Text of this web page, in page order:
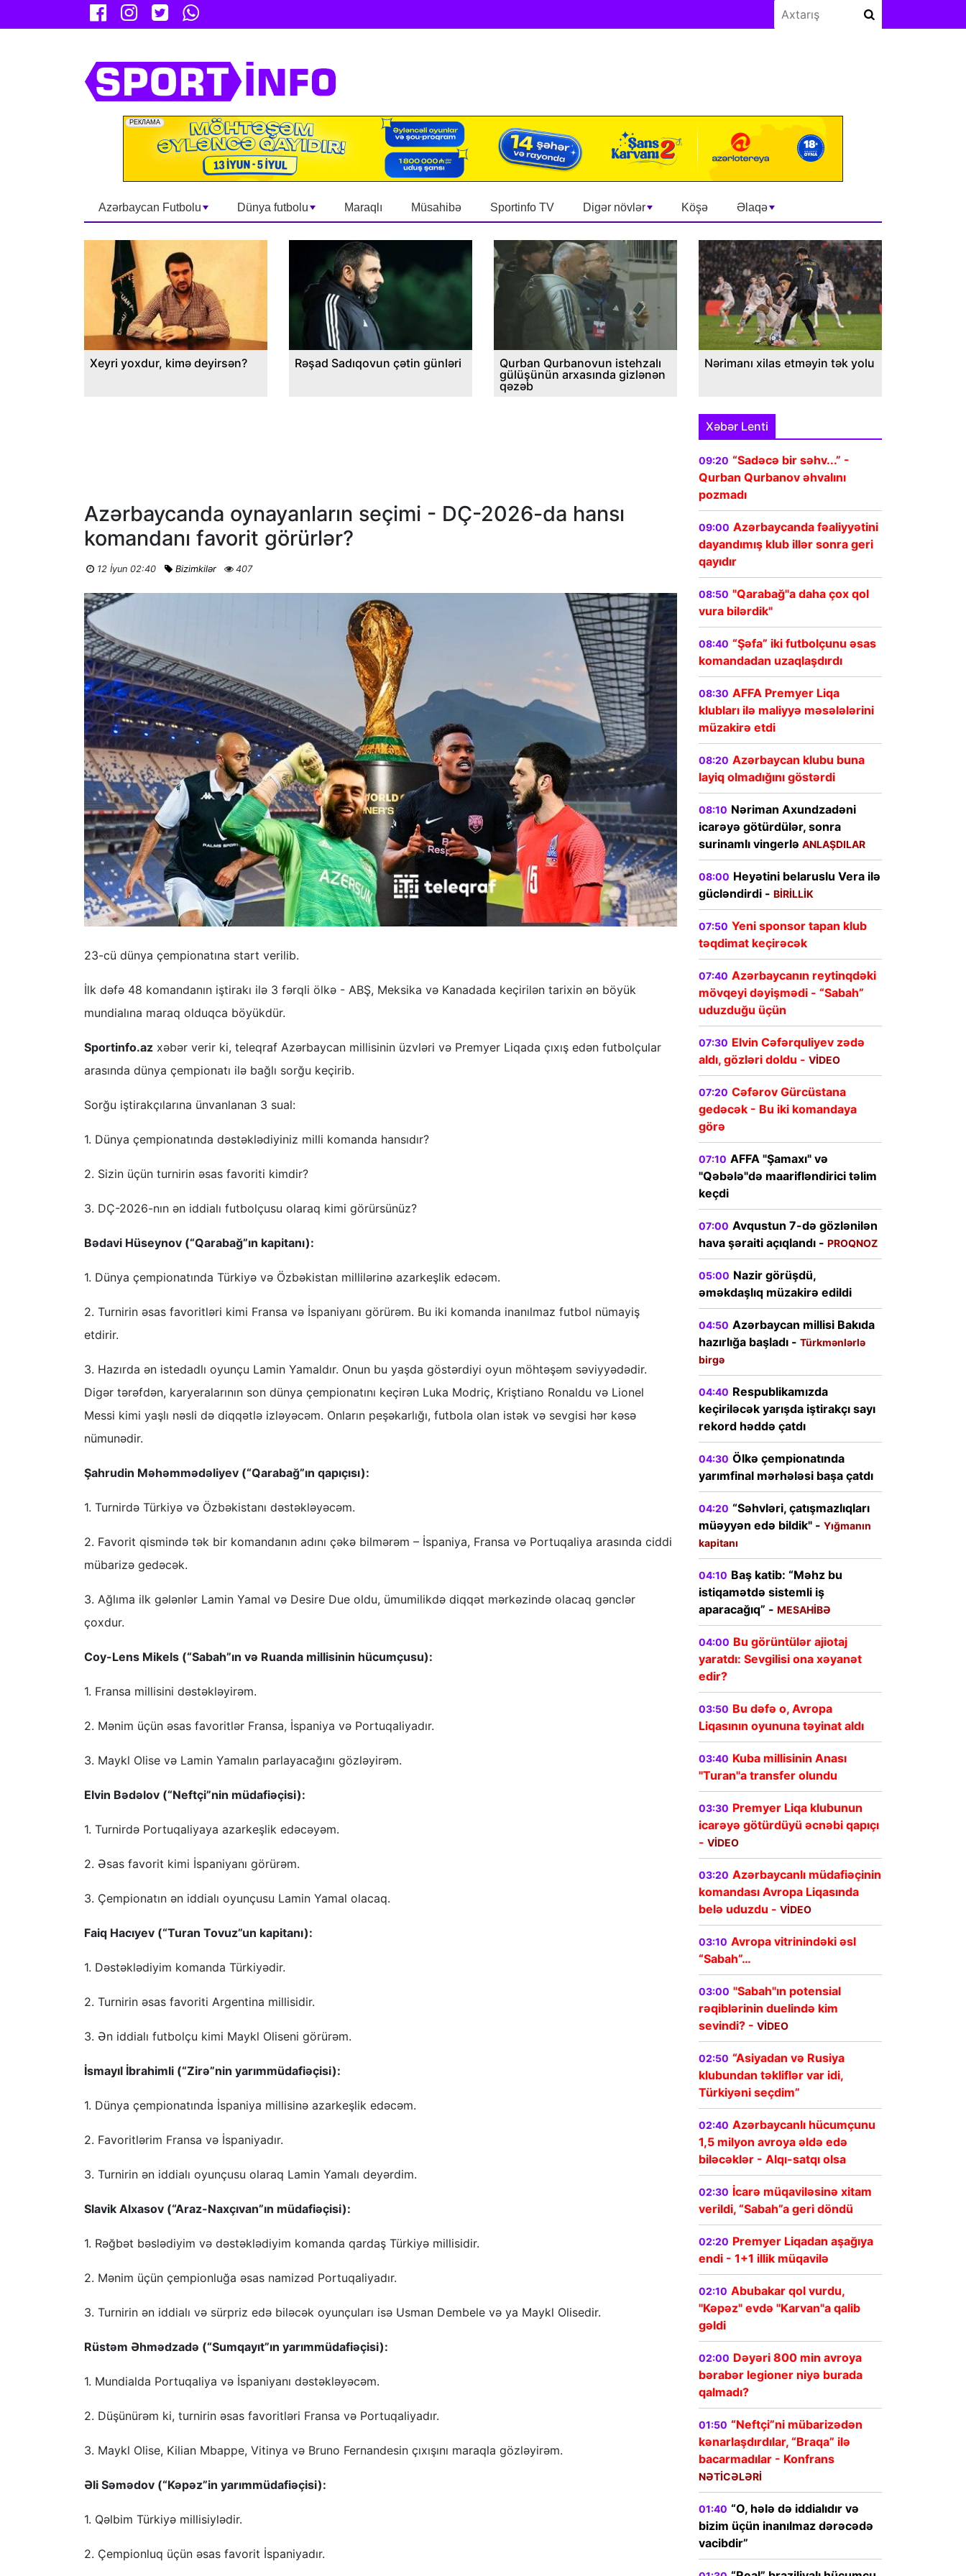
Azərbaycan Futbolu Dünya futbolu Maraqlı Müsahibə Sportinfo TV Digər növlər Köşə Əlaqə
Xeyri yoxdur, kimə deyirsən? Rəşad Sadıqovun çətin günləri
Qurban Qurbanovun istehzalı
gülüşünün arxasında gizlənən
qəzəb
Nərimanı xilas etməyin tək yolu
Azərbaycanda oynayanların seçimi - DÇ-2026-da hansı
komandanı favorit görürlər?
12 İyun 02:40 Bizimkilər 407
23-cü dünya çempionatına start verilib.
İlk dəfə 48 komandanın iştirakı ilə 3 fərqli ölkə - ABŞ, Meksika və Kanadada keçirilən tarixin ən böyük
mundialına maraq olduqca böyükdür.
Sportinfo.az xəbər verir ki, teleqraf Azərbaycan millisinin üzvləri və Premyer Liqada çıxış edən futbolçular
arasında dünya çempionatı ilə bağlı sorğu keçirib.
Sorğu iştirakçılarına ünvanlanan 3 sual:
1. Dünya çempionatında dəstəklədiyiniz milli komanda hansıdır?
2. Sizin üçün turnirin əsas favoriti kimdir?
3. DÇ-2026-nın ən iddialı futbolçusu olaraq kimi görürsünüz?
Bədavi Hüseynov (“Qarabağ”ın kapitanı):
1. Dünya çempionatında Türkiyə və Özbəkistan millilərinə azarkeşlik edəcəm.
2. Turnirin əsas favoritləri kimi Fransa və İspaniyanı görürəm. Bu iki komanda inanılmaz futbol nümayiş
etdirir.
3. Hazırda ən istedadlı oyunçu Lamin Yamaldır. Onun bu yaşda göstərdiyi oyun möhtəşəm səviyyədədir.
Digər tərəfdən, karyeralarının son dünya çempionatını keçirən Luka Modriç, Kriştiano Ronaldu və Lionel
Messi kimi yaşlı nəsli də diqqətlə izləyəcəm. Onların peşəkarlığı, futbola olan istək və sevgisi hər kəsə
nümunədir.
Şahrudin Məhəmmədəliyev (“Qarabağ”ın qapıçısı):
1. Turnirdə Türkiyə və Özbəkistanı dəstəkləyəcəm.
2. Favorit qismində tək bir komandanın adını çəkə bilmərəm – İspaniya, Fransa və Portuqaliya arasında ciddi
mübarizə gedəcək.
3. Ağlıma ilk gələnlər Lamin Yamal və Desire Due oldu, ümumilikdə diqqət mərkəzində olacaq gənclər
çoxdur.
Coy-Lens Mikels (“Sabah”ın və Ruanda millisinin hücumçusu):
1. Fransa millisini dəstəkləyirəm.
2. Mənim üçün əsas favoritlər Fransa, İspaniya və Portuqaliyadır.
3. Maykl Olise və Lamin Yamalın parlayacağını gözləyirəm.
Elvin Bədəlov (“Neftçi”nin müdafiəçisi):
1. Turnirdə Portuqaliyaya azarkeşlik edəcəyəm.
2. Əsas favorit kimi İspaniyanı görürəm.
3. Çempionatın ən iddialı oyunçusu Lamin Yamal olacaq.
Faiq Hacıyev (“Turan Tovuz”un kapitanı):
1. Dəstəklədiyim komanda Türkiyədir.
2. Turnirin əsas favoriti Argentina millisidir.
3. Ən iddialı futbolçu kimi Maykl Oliseni görürəm.
İsmayıl İbrahimli (“Zirə”nin yarımmüdafiəçisi):
1. Dünya çempionatında İspaniya millisinə azarkeşlik edəcəm.
2. Favoritlərim Fransa və İspaniyadır.
3. Turnirin ən iddialı oyunçusu olaraq Lamin Yamalı deyərdim.
Slavik Alxasov (“Araz-Naxçıvan”ın müdafiəçisi):
1. Rəğbət bəslədiyim və dəstəklədiyim komanda qardaş Türkiyə millisidir.
2. Mənim üçün çempionluğa əsas namizəd Portuqaliyadır.
3. Turnirin ən iddialı və sürpriz edə biləcək oyunçuları isə Usman Dembele və ya Maykl Olisedir.
Rüstəm Əhmədzadə (“Sumqayıt”ın yarımmüdafiəçisi):
1. Mundialda Portuqaliya və İspaniyanı dəstəkləyəcəm.
2. Düşünürəm ki, turnirin əsas favoritləri Fransa və Portuqaliyadır.
3. Maykl Olise, Kilian Mbappe, Vitinya və Bruno Fernandesin çıxışını maraqla gözləyirəm.
Əli Səmədov (“Kəpəz”in yarımmüdafiəçisi):
1. Qəlbim Türkiyə millisiylədir.
2. Çempionluq üçün əsas favorit İspaniyadır.
Xəbər Lenti
09:20 “Sadəcə bir səhv...” -
Qurban Qurbanov əhvalını
pozmadı
09:00 Azərbaycanda fəaliyyətini
dayandımış klub illər sonra geri
qayıdır
08:50 "Qarabağ"a daha çox qol
vura bilərdik"
08:40 “Şəfa” iki futbolçunu əsas
komandadan uzaqlaşdırdı
08:30 AFFA Premyer Liqa
klubları ilə maliyyə məsələlərini
müzakirə etdi
08:20 Azərbaycan klubu buna
layiq olmadığını göstərdi
08:10 Nəriman Axundzadəni
icarəyə götürdülər, sonra
surinamlı vingerlə ANLAŞDILAR
08:00 Heyətini belaruslu Vera ilə
gücləndirdi - BİRİLLİK
07:50 Yeni sponsor tapan klub
təqdimat keçirəcək
07:40 Azərbaycanın reytinqdəki
mövqeyi dəyişmədi - “Sabah”
uduzduğu üçün
07:30 Elvin Cəfərquliyev zədə
aldı, gözləri doldu - VİDEO
07:20 Cəfərov Gürcüstana
gedəcək - Bu iki komandaya
görə
07:10 AFFA "Şamaxı" və
"Qəbələ"də maarifləndirici təlim
keçdi
07:00 Avqustun 7-də gözlənilən
hava şəraiti açıqlandı - PROQNOZ
05:00 Nazir görüşdü,
əməkdaşlıq müzakirə edildi
04:50 Azərbaycan millisi Bakıda
hazırlığa başladı - Türkmənlərlə
birgə
04:40 Respublikamızda
keçiriləcək yarışda iştirakçı sayı
rekord həddə çatdı
04:30 Ölkə çempionatında
yarımfinal mərhələsi başa çatdı
04:20 “Səhvləri, çatışmazlıqları
müəyyən edə bildik" - Yığmanın
kapitanı
04:10 Baş katib: “Məhz bu
istiqamətdə sistemli iş
aparacağıq” - MESAHİBƏ
04:00 Bu görüntülər ajiotaj
yaratdı: Sevgilisi ona xəyanət
edir?
03:50 Bu dəfə o, Avropa
Liqasının oyununa təyinat aldı
03:40 Kuba millisinin Anası
"Turan"a transfer olundu
03:30 Premyer Liqa klubunun
icarəyə götürdüyü əcnəbi qapıçı
- VİDEO
03:20 Azərbaycanlı müdafiəçinin
komandası Avropa Liqasında
belə uduzdu - VİDEO
03:10 Avropa vitrinindəki əsl
“Sabah”…
03:00 "Sabah"ın potensial
rəqiblərinin duelində kim
sevindi? - VİDEO
02:50 “Asiyadan və Rusiya
klubundan təkliflər var idi,
Türkiyəni seçdim”
02:40 Azərbaycanlı hücumçunu
1,5 milyon avroya əldə edə
biləcəklər - Alqı-satqı olsa
02:30 İcarə müqaviləsinə xitam
verildi, “Sabah”a geri döndü
02:20 Premyer Liqadan aşağıya
endi - 1+1 illik müqavilə
02:10 Abubakar qol vurdu,
"Kəpəz" evdə "Karvan"a qalib
gəldi
02:00 Dəyəri 800 min avroya
bərabər legioner niyə burada
qalmadı?
01:50 “Neftçi”ni mübarizədən
kənarlaşdırdılar, “Braqa” ilə
bacarmadılar - Konfrans
NƏTİCƏLƏRİ
01:40 “O, hələ də iddialıdır və
bizim üçün inanılmaz dərəcədə
vacibdir”